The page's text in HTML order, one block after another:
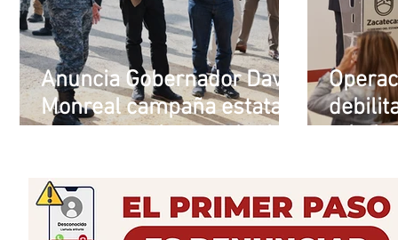
Anuncia Gobernador David
Monreal campaña estatal
zacatecano